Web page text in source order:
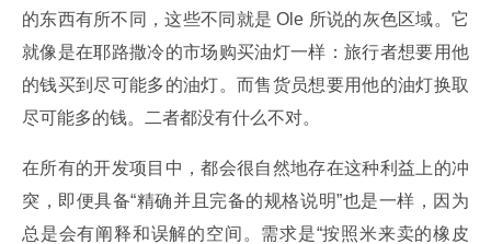
的东西有所不同，这些不同就是 Ole 所说的灰色区域。它
就像是在耶路撒冷的市场购买油灯一样：旅行者想要用他
的钱买到尽可能多的油灯。而售货员想要用他的油灯换取
尽可能多的钱。二者都没有什么不对。
在所有的开发项目中，都会很自然地存在这种利益上的冲
突，即便具备“精确并且完备的规格说明”也是一样，因为
总是会有阐释和误解的空间。需求是“按照米来卖的橡皮